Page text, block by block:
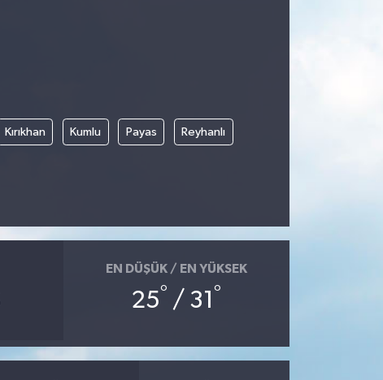
Kırıkhan Kumlu Payas Reyhanlı
EN DÜŞÜK / EN YÜKSEK
25° / 31°